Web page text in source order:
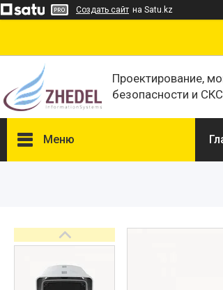
Создать сайт на Satu.kz
Проектирование,
безопасности и СКС
Меню
Сертификаты